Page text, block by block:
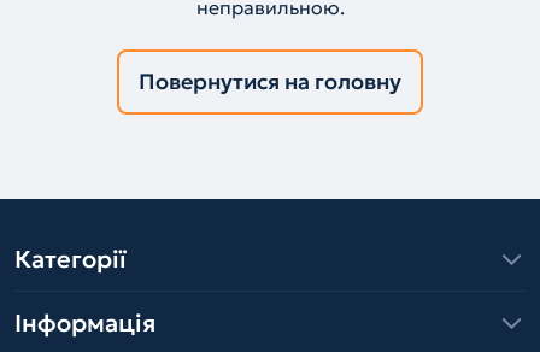
неправильною.
Повернутися на головну
Категорії
Інформація